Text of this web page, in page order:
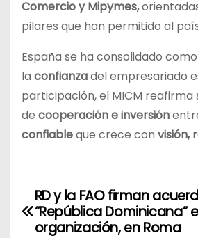
Comercio y Mipymes,
pilares que han permitido al
España se ha consolidado
la confianzadel empresariado
participación, el MICM
de cooperación e inversión
confiableque crece con visión,
NRD y la FAO firman
“República Dominicana”
organización, en Roma